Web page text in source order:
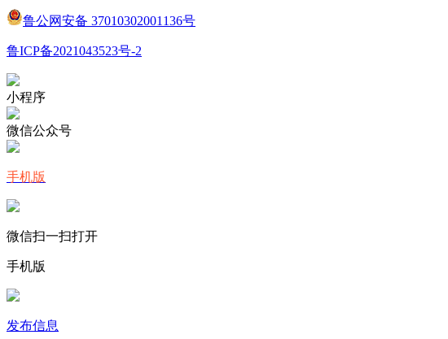
鲁公网安备 37010302001136号
鲁ICP备2021043523号-2
小程序
微信公众号
手机版
微信扫一扫打开
手机版
发布信息